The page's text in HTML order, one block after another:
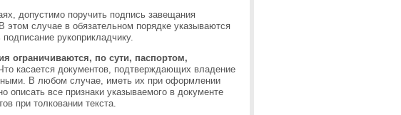
допустимо поручить подпись завещания
этом случае в обязательном порядке указываются
рукоприкладчику.
ограничиваются, по сути, паспортом,
касается документов, подтверждающих владение
В любом случае, иметь их при оформлении
описать все признаки указываемого в документе
при толковании текста.